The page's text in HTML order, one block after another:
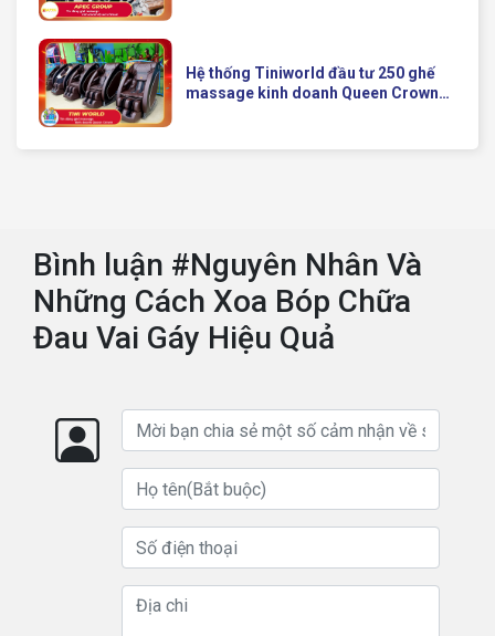
Hệ thống Tiniworld đầu tư 250 ghế
massage kinh doanh Queen Crown
Bình luận #Nguyên Nhân Và
Những Cách Xoa Bóp Chữa
Đau Vai Gáy Hiệu Quả